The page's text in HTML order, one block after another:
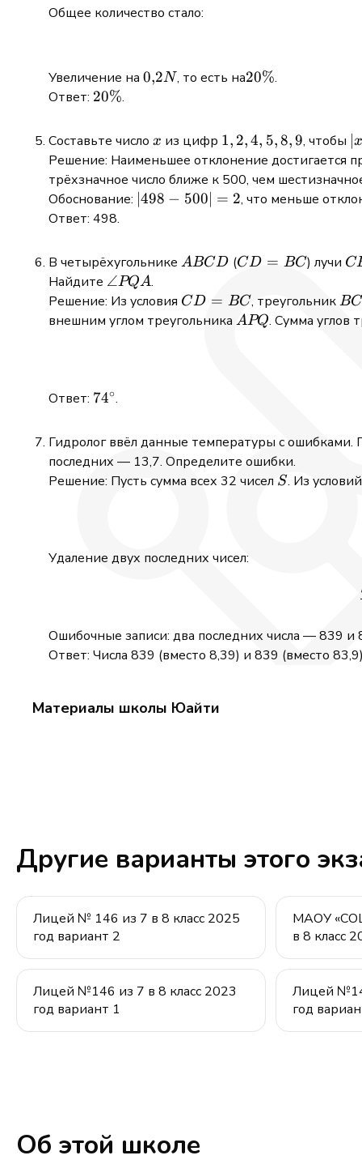
Общее количество стало:
Увеличение на 0{,}2N
0,2N, то есть на20\%
20%.
Ответ: 20\%
20%.
Составьте число x
x из цифр 1,2,4,5,8,9
1, 2, 4, 5,8,9, чтобы ∣
Решение: Наименьшее отклонение достигается
трёхзначное число ближе к 500, чем
Обоснование: |498
∣498 − 500∣ = 2, что меньше
Ответ: 498.
В четырёхугольнике ABCD
ABCD (CD
BC
CD = BC) лучи
Найдите \angle
PQA
∠PQA.
Решение: Из условия CD
=
CD = BC, треугольникBC
внешним углом треугольника APQ
APQ. Сумма углов
Ответ: 74^\circ
74∘.
Гидролог ввёл данные температуры с ошибками.
последних — 13,7. Определите ошибки.
Решение: Пусть сумма всех 32 чисел S
S. Из
Удаление двух последних чисел:
Ошибочные записи: два последних числа — 839 и
Ответ: Числа 839 (вместо 8,39) и 839 (вместо
Материалы школы Юайти
Другие варианты этого
Лицей № 146 из 7 в 8 класс 2025
год вариант 2
МАОУ
в 8 класс
Лицей №146 из 7 в 8 класс 2023
год вариант 1
Лицей
год
Об этой школе